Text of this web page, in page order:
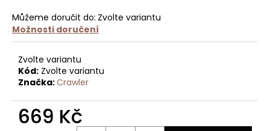
Můžeme doručit do: Zvolte variantu
Možnosti doručení
Zvolte variantu
Kód: Zvolte variantu
Značka:Crawler
669 Kč
e
ZIMNÍ
SET
ČEPICE
TUBUSU
2VRSTVÝ
GRAFITOVÝ